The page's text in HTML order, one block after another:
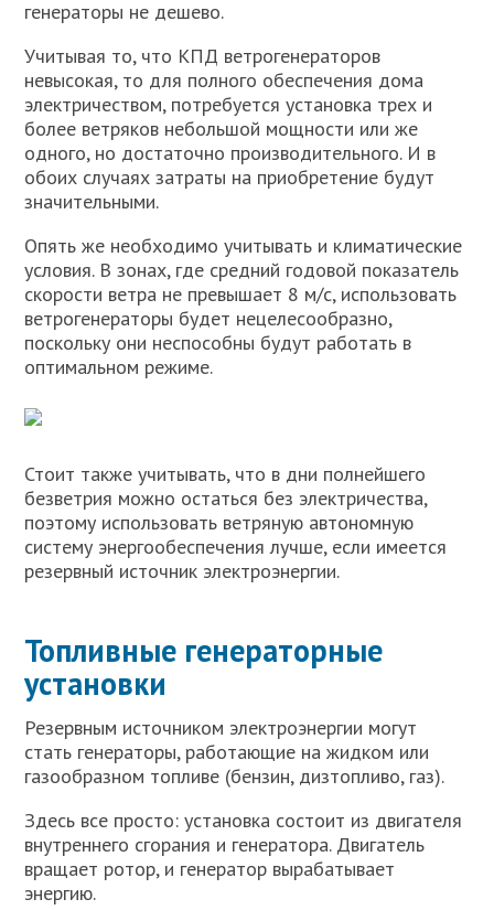
генераторы не дешево.
Учитывая то, что КПД ветрогенераторов
невысокая, то для полного обеспечения дома
электричеством, потребуется установка трех и
более ветряков небольшой мощности или же
одного, но достаточно производительного. И в
обоих случаях затраты на приобретение будут
значительными.
Опять же необходимо учитывать и климатические
условия. В зонах, где средний годовой показатель
скорости ветра не превышает 8 м/с, использовать
ветрогенераторы будет нецелесообразно,
поскольку они неспособны будут работать в
оптимальном режиме.
Стоит также учитывать, что в дни полнейшего
безветрия можно остаться без электричества,
поэтому использовать ветряную автономную
систему энергообеспечения лучше, если имеется
резервный источник электроэнергии.
Топливные генераторные
установки
Резервным источником электроэнергии могут
стать генераторы, работающие на жидком или
газообразном топливе (бензин, дизтопливо, газ).
Здесь все просто: установка состоит из двигателя
внутреннего сгорания и генератора. Двигатель
вращает ротор, и генератор вырабатывает
энергию.